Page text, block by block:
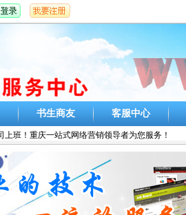
书生商友 客服中心
班！重庆一站式网络营销领导者为您服务！